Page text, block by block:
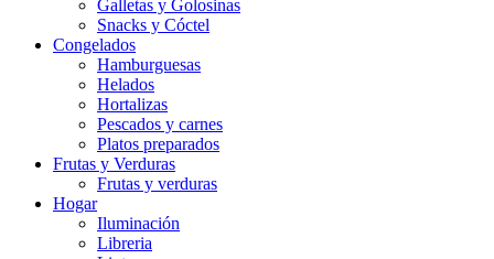
Galletas y Golosinas
Snacks y Cóctel
Congelados
Hamburguesas
Helados
Hortalizas
Pescados y carnes
Platos preparados
Frutas y Verduras
Frutas y verduras
Hogar
Iluminación
Libreria